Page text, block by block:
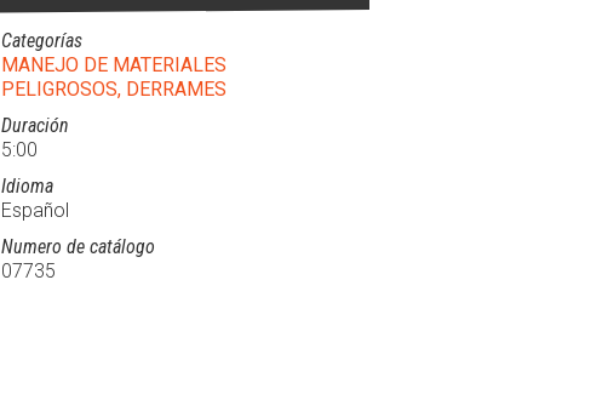
Categorías
MANEJO DE MATERIALES
PELIGROSOS, DERRAMES
Duración
5:00
Idioma
Español
Numero de catálogo
07735